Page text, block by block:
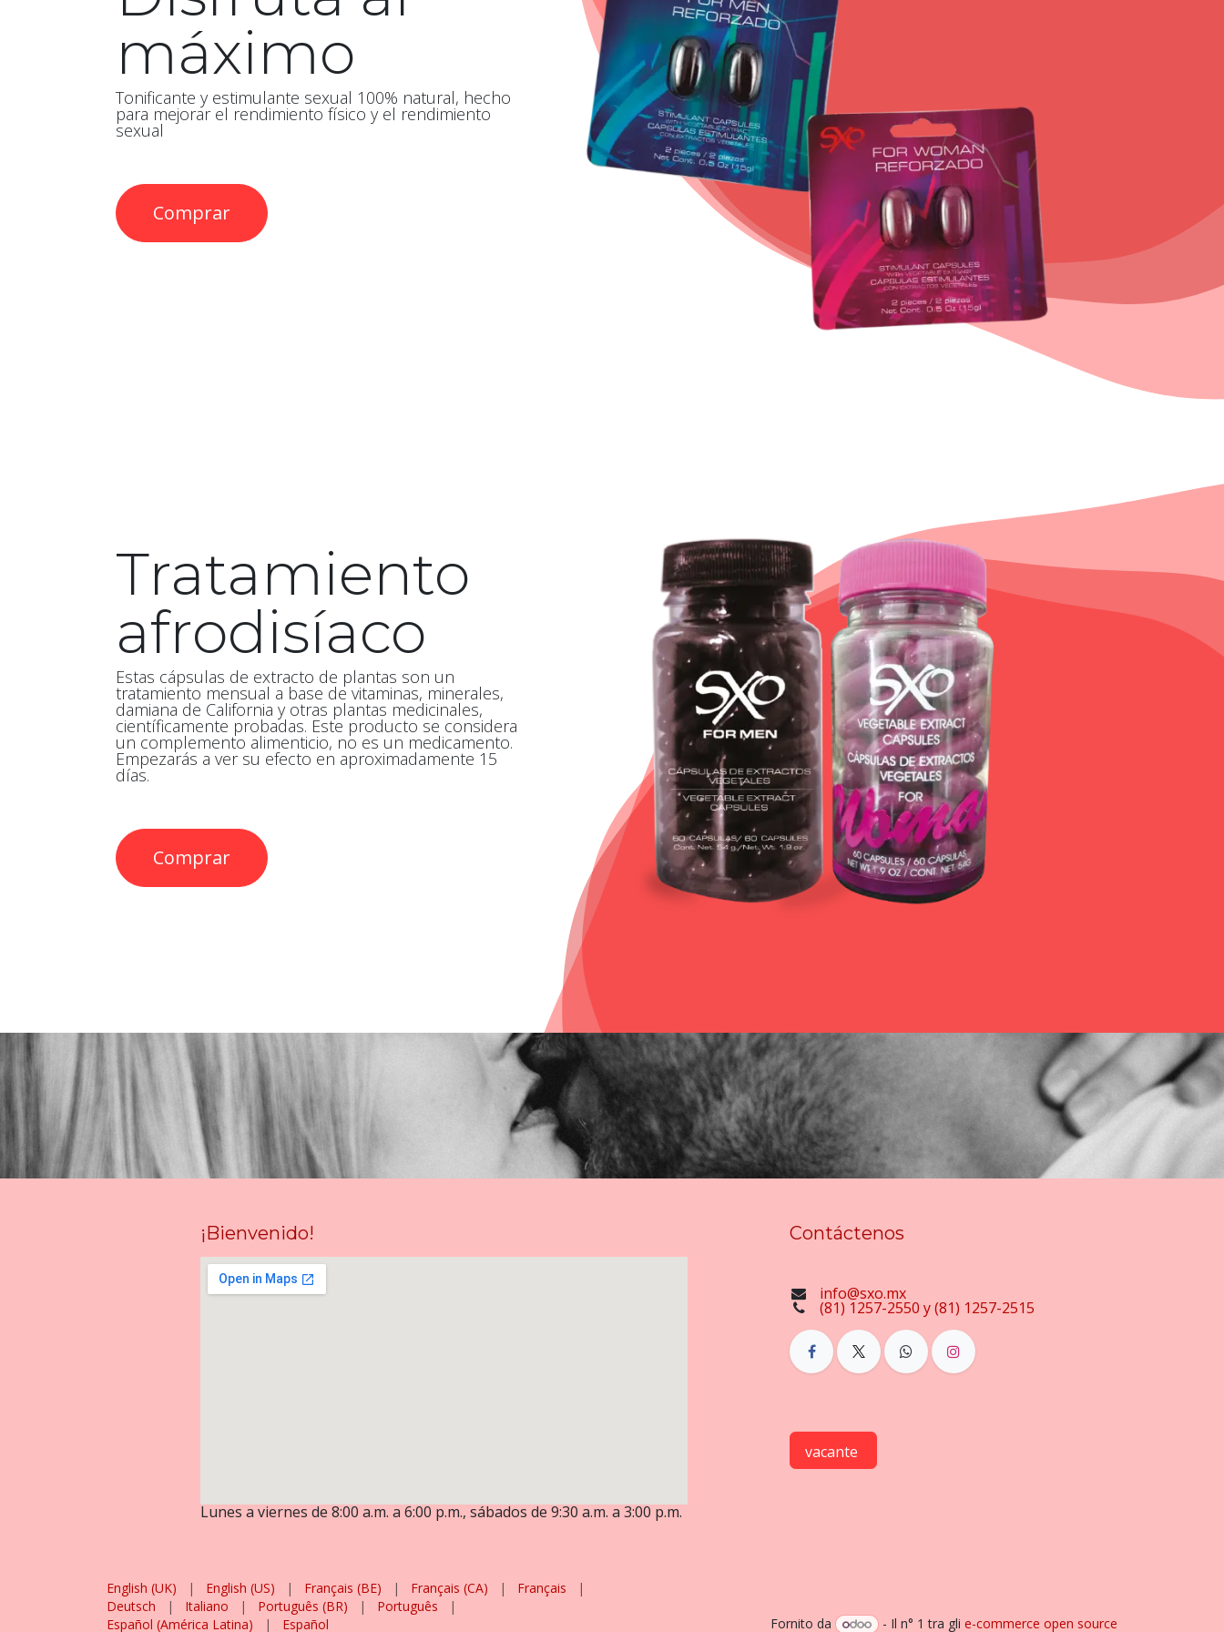
máximo
Tonificante y estimulante sexual 100% natural, hecho
para mejorar el rendimiento físico y el rendimiento
sexual
Comprar
Tratamiento
afrodisíaco
Estas cápsulas de extracto de plantas son un
tratamiento mensual a base de vitaminas, minerales,
damiana de California y otras plantas medicinales,
científicamente probadas. Este producto se considera
un complemento alimenticio, no es un medicamento.
Empezarás a ver su efecto en aproximadamente 15
días.
Comprar
Contáctenos
info@sxo.mx
(81) 1257-2550 y (81) 1257-2515
vacante
¡Bienvenido!
Lunes a viernes de 8:00 a.m. a 6:00 p.m., sábados de 9:30 a.m. a 3:00 p.m.
English (UK) | English (US) | Français (BE) | Français (CA) | Français
|
Deutsch
| Italiano | Português (BR) | Português
|
Español (América Latina)
| Español Fornito da - Il n° 1 tra gli e-commerce open source